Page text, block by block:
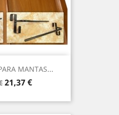
MANTAS...
Precio
21,37 €